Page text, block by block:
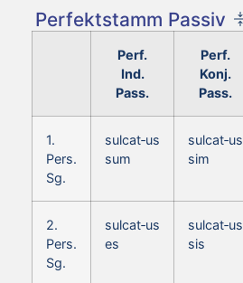
Perfektstamm Passiv
Perf.
Ind.
Pass.
Perf.
Konj.
Pass.
1.
Pers.
Sg.
sulcat‑us
sum
sulcat‑us
sim
2.
Pers.
Sg.
sulcat‑us
es
sulcat‑us
sis